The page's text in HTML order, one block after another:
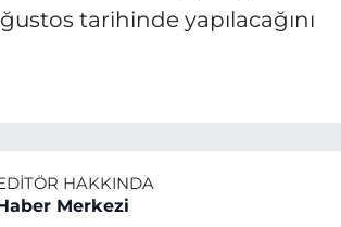
tarihinde yapılacağını
HAKKINDA
Merkezi